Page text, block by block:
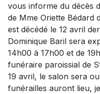
vous informe du décès
de Mme Oriette Bédard
est décédé le 12 avril
Dominique Baril sera
14h00 à 17h00 et de
funéraire paroissial de
19 avril, le salon sera
funérailles auront lieu,